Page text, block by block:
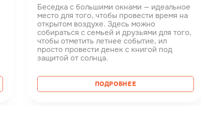
Беседка с большими окнами — идеальное
место для того, чтобы провести время на
открытом воздухе. Здесь можно
собираться с семьей и друзьями для того,
чтобы отметить летнее событие, ил
просто провести денек с книгой под
защитой от солнца.
ПОДРОБНЕЕ